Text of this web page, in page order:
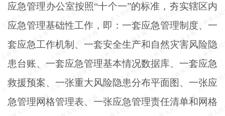
应急管理办公室按照“十个一”的标准，夯实辖区内
应急管理基础性工作，即：一套应急管理制度、一
套应急工作机制、一套安全生产和自然灾害风险隐
患台账、一套应急管理基本情况数据库、一套应急
救援预案、一张重大风险隐患分布平面图、一张应
急管理网格管理表、一张应急管理责任清单和网格